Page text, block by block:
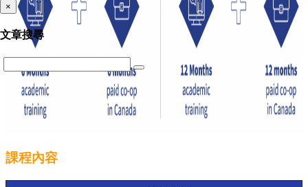
課程內容
×
文章搜尋